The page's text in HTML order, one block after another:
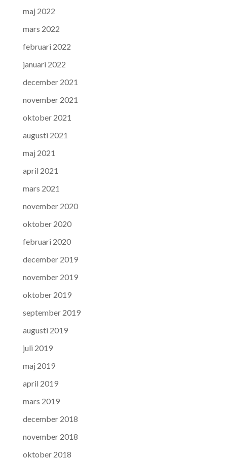
maj 2022
mars 2022
februari 2022
januari 2022
december 2021
november 2021
oktober 2021
augusti 2021
maj 2021
april 2021
mars 2021
november 2020
oktober 2020
februari 2020
december 2019
november 2019
oktober 2019
september 2019
augusti 2019
juli 2019
maj 2019
april 2019
mars 2019
december 2018
november 2018
oktober 2018